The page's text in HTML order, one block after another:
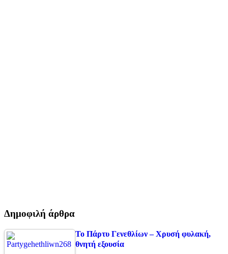
Δημοφιλή άρθρα
Το Πάρτυ Γενεθλίων – Χρυσή φυλακή,
θνητή εξουσία